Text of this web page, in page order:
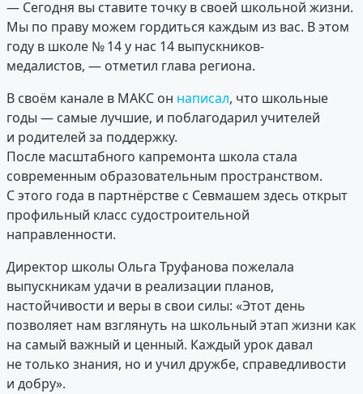
— Сегодня вы ставите точку в своей школьной жизни.
Мы по праву можем гордиться каждым из вас. В этом
году в школе № 14 у нас 14 выпускников-
медалистов, — отметил глава региона.
В своём канале в МАКС он написал, что школьные
годы — самые лучшие, и поблагодарил учителей
и родителей за поддержку.
После масштабного капремонта школа стала
современным образовательным пространством.
С этого года в партнёрстве с Севмашем здесь открыт
профильный класс судостроительной
направленности.
Директор школы Ольга Труфанова пожелала
выпускникам удачи в реализации планов,
настойчивости и веры в свои силы: «Этот день
позволяет нам взглянуть на школьный этап жизни как
на самый важный и ценный. Каждый урок давал
не только знания, но и учил дружбе, справедливости
и добру».